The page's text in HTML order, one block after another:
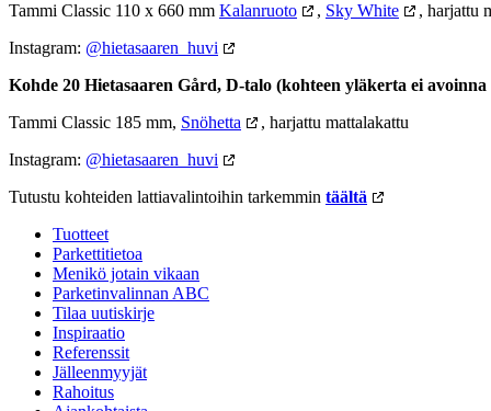
Tammi Classic 110 x 660 mm Kalanruoto , Sky White
, harjattu
Instagram: @hietasaaren_huvi
Kohde 20 Hietasaaren Gård, D-talo (kohteen yläkerta ei avoinna
Tammi Classic 185 mm, Snöhetta
, harjattu mattalakattu
Instagram: @hietasaaren_huvi
Tutustu kohteiden lattiavalintoihin tarkemmin täältä
Tuotteet
Parkettitietoa
Menikö jotain vikaan
Parketinvalinnan ABC
Tilaa uutiskirje
Inspiraatio
Referenssit
Jälleenmyyjät
Rahoitus